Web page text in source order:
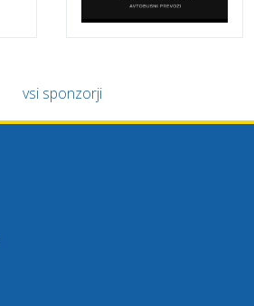
vsi sponzorji